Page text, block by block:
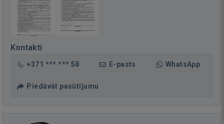
Kontakti
+371 *** *** 58 E-pasts WhatsApp
Piedāvāt pasūtījumu